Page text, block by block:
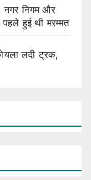
निगम और
हुई थी मरम्मत
लदी ट्रक,